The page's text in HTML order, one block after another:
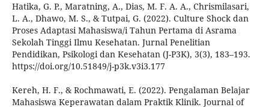
Hatika, G. P., Maratning, A., Dias, M. F. A. A., Chrismilasari,
L. A., Dhawo, M. S., & Tutpai, G. (2022). Culture Shock dan
Proses Adaptasi Mahasiswa/i Tahun Pertama di Asrama
Sekolah Tinggi Ilmu Kesehatan. Jurnal Penelitian
Pendidikan, Psikologi dan Kesehatan (J-P3K), 3(3), 183–193.
https://doi.org/10.51849/j-p3k.v3i3.177
Kereh, H. F., & Rochmawati, E. (2022). Pengalaman Belajar
Mahasiswa Keperawatan dalam Praktik Klinik. Journal of